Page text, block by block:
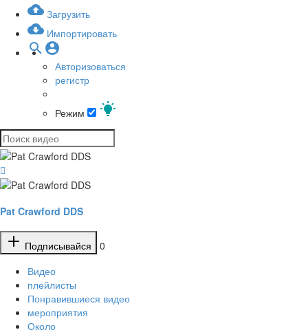
Загрузить
Импортировать
Авторизоваться
регистр
Режим
Pat Crawford DDS
Подписывайся
0
Видео
плейлисты
Понравившиеся видео
мероприятия
Около